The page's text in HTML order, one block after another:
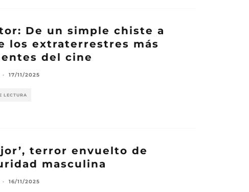
De un simple chiste a
los extraterrestres más
del cine
· 17/11/2025
LECTURA
terror envuelto de
masculina
· 16/11/2025